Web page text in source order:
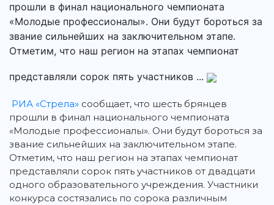
прошли в финал национального чемпионата
«Молодые профессионалы». Они будут бороться за
звание сильнейших на заключительном этапе.
Отметим, что наш регион на этапах чемпионат
представляли сорок пять участников ...
РИА «Стрела» сообщает, что шесть брянцев
прошли в финал национального чемпионата
«Молодые профессионалы». Они будут бороться за
звание сильнейших на заключительном этапе.
Отметим, что наш регион на этапах чемпионат
представляли сорок пять участников от двадцати
одного образовательного учреждения. Участники
конкурса состязались по сорока различным